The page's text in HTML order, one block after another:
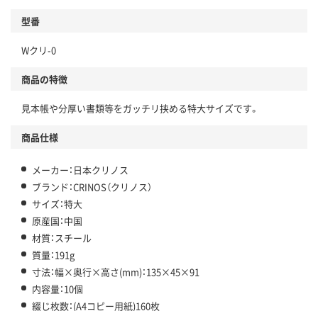
型番
Wクリ-0
商品の特徴
見本帳や分厚い書類等をガッチリ挟める特大サイズです。
商品仕様
メーカー：日本クリノス
ブランド：CRINOS（クリノス）
サイズ：特大
原産国：中国
材質：スチール
質量：191g
寸法：幅×奥行×高さ(mm)：135×45×91
内容量：10個
綴じ枚数：(A4コピー用紙)160枚